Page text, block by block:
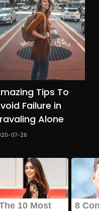
Tips To
Failure in
Alone
07-26